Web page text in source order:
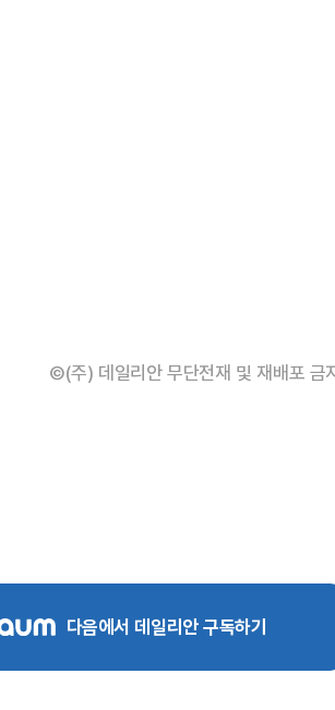
©(주) 데일리안 무단전재 및 재배포 금
다음에서 데일리안 구독하기